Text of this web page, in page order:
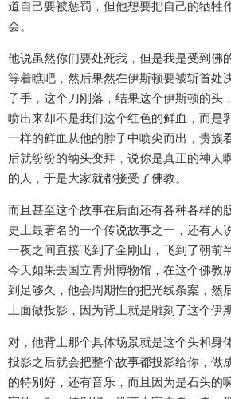
道自己要被惩罚，但他想要把自己的牺牲
会。
他说虽然你们要处死我，但是我是受到佛
等着瞧吧，然后果然在伊斯顿要被斩首处
子手，这个刀刚落，结果这个伊斯顿的头
喷出来却不是我们这个红色的鲜血，而是
一样的鲜血从他的脖子中喷尖而出，贵族
后就纷纷的纳头变拜，说你是真正的神人
的人，于是大家就都接受了佛教。
而且甚至这个故事在后面还有各种各样的
史上最著名的一个传说故事之一，还有人
一夜之间直接飞到了金刚山，飞到了朝前
今天如果去国立青州博物馆，在这个佛教
到足够久，他会周期性的把光线条案，然
上面做投影，因为背上就是雕刻了这个伊
对，他背上那个具体场景就是这个头和身
投影之后就会把整个故事都投影给你，做
的特别好，还有音乐，而且因为是石头的